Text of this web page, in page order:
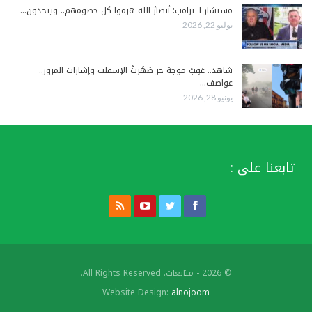
مستشار لـ ترامب: أنصارُ الله هزموا كل خصومهم.. ويتحدون…
يوليو 22, 2026
شاهد.. عَقِبْ موجة حر صَهَرتْ الإسفلت وإشارات المرور..
عواصف…
يونيو 28, 2026
تابعنا على :
© 2026 - متابعات. All Rights Reserved.
Website Design: alnojoom